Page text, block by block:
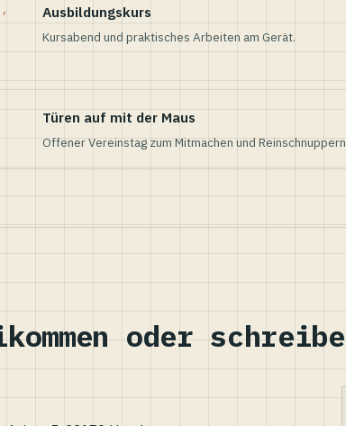
Ausbildungskurs
Kursabend und praktisches Arbeiten am Gerät.
Türen auf mit der Maus
Offener Vereinstag zum Mitmachen und
oder